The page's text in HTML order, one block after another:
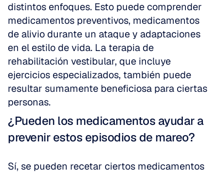
distintos enfoques. Esto puede comprender
medicamentos preventivos, medicamentos
de alivio durante un ataque y adaptaciones
en el estilo de vida. La terapia de
rehabilitación vestibular, que incluye
ejercicios especializados, también puede
resultar sumamente beneficiosa para ciertas
personas.
¿Pueden los medicamentos ayudar a
prevenir estos episodios de mareo?
Sí, se pueden recetar ciertos medicamentos